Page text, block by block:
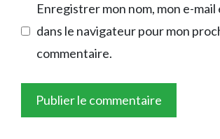
Enregistrer mon nom, mon e-mail
dans le navigateur pour mon
commentaire.